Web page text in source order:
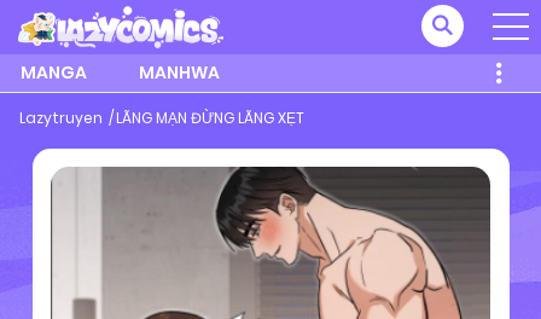
MANGA MANHWA
Lazytruyen LÃNG MẠN ĐỪNG LÃNG XẸT